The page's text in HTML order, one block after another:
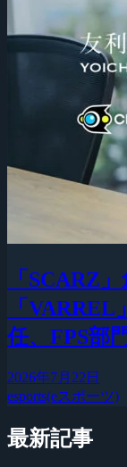
「SCARZ
「
任、FPS部
2026年7月22日
esports(eスポーツ)
最新記事